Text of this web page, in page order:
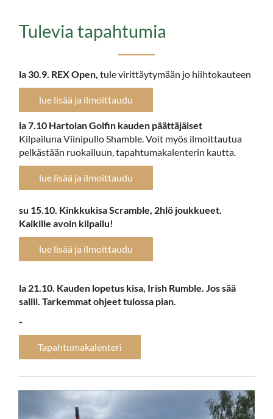
Tulevia tapahtumia​​​​​​​​​​​​​​
la 30.9. REX Open, tulevirittäytymään jo hiihtokauteen
lue lisää ja ilmoittaudu
la 7.10 Hartolan Golfin kauden päättäjäiset
Kilpailuna Viinipullo Shamble. Voit myös ilmoittautua
pelkästään ruokailuun, tapahtumakalenterin kautta.
lue lisää ja ilmoittaudu
su 15.10. Kinkkukisa Scramble, 2hlö joukkueet.
Kaikille avoin kilpailu!
lue lisää ja ilmoittaudu
la 21.10. Kauden lopetus kisa, Irish Rumble. Jos sää
sallii. Tarkemmat ohjeet tulossa pian.
​​​​​​​-
Tapahtumakalenteri